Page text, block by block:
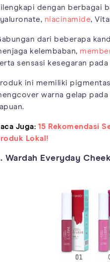
dengan berbagai
niacinamide,
dari beberapa
kelembaban,
sensasi kesegaran pada
ini memiliki
warna gelap
Juga: 15 Rekomendasi
Lokal!
Wardah Everyday